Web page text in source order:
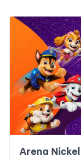
Alimentação
Compre Online
Programa de
Arena